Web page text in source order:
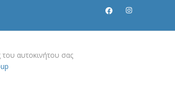
του αυτοκινήτου σας